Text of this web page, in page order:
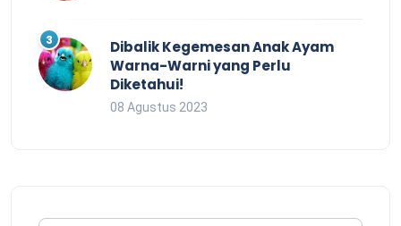
Dibalik Kegemesan Anak Ayam
Warna-Warni yang Perlu
Diketahui!
08 Agustus 2023